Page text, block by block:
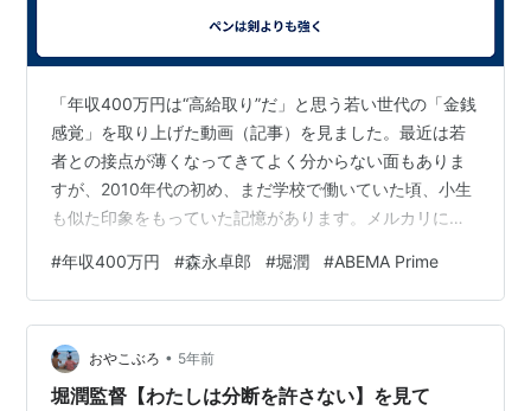
「年収400万円は“高給取り”だ」と思う若い世代の「金銭
感覚」を取り上げた動画（記事）を見ました。最近は若
者との接点が薄くなってきてよく分からない面もありま
すが、2010年代の初め、まだ学校で働いていた頃、小生
も似た印象をもっていた記憶があります。メルカリに象
ていける彼らにとって、バブル時代の浮かれた金銭感覚
は、もはや他人事というか、憧れというよりも笑い（嘲
笑？）の対象かもしれないのです。ローンで車を買えだ
の、一軒家を建てろだのと、一昔前の感覚で若者に向け
てさかんに金を遣わせようと策動するCMを流しても、も
#年収400万円 #森永卓郎 #堀潤 #ABEMA Prime
おやこぶろ • 5年前
堀潤監督【わたしは分断を許さない】を見て